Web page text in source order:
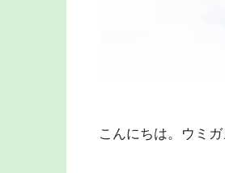
こんにちは。ウミガ